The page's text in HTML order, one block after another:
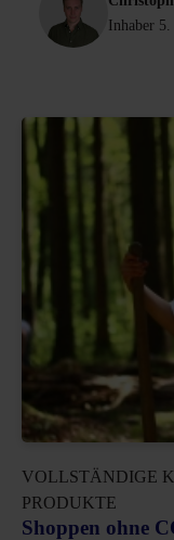
Inhaber 5.
VOLLSTÄNDIGE
PRODUKTE
Shoppen ohne